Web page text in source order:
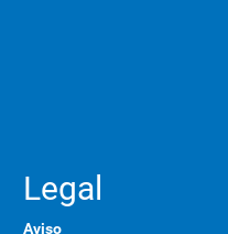
Legal
Aviso